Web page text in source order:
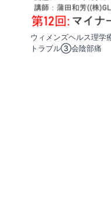
ウィメンズヘルス理学
トラブル③会陰部痛